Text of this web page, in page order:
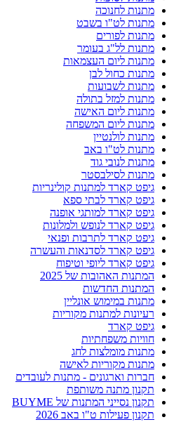
מתנות לחנוכה
מתנות לט"ו בשבט
מתנות לפורים
מתנות לל"ג בעומר
מתנות ליום העצמאות
מתנות כחול לבן
מתנות לשבועות
מתנות למזל בתולה
מתנות ליום האישה
מתנות ליום המשפחה
מתנות לולנטיין
מתנות לט"ו באב
מתנות לנובי גוד
מתנות לסילבסטר
גיפט קארד למתנות קולינריות
גיפט קארד לבתי ספא
גיפט קארד למותגי אופנה
גיפט קארד לנופש ולמלונות
גיפט קארד לתרבות ופנאי
גיפט קארד לסדנאות והעשרה
גיפט קארד ליופי וטיפוח
המתנות האהובות של 2025
המתנות החדשות
מתנות במימוש אונליין
רעיונות למתנות מקוריות
גיפט קארד
חוויות משפחתיות
מתנות מומלצות לחג
מתנות מקוריות לאישה
חברות וארגונים - מתנות לעובדים
תקנון מתנה משותפת
תקנון נסייני המתנות של BUYME
תקנון פעילות ט"ו באב 2026